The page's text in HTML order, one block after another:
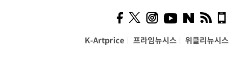
K-Artprice 프라임뉴시스 위클리뉴시스
사이 해답 찾았죠"…알을
깨고 나온 '초자아'